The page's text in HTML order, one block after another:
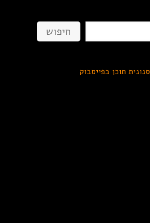
חיפוש
סנונית תוכן בפייסבוק